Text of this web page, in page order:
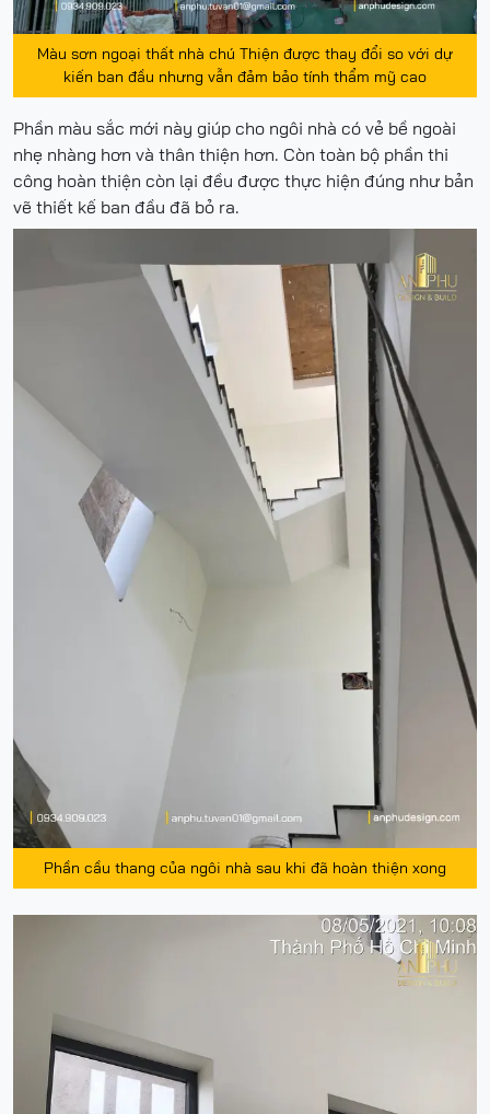
Màu sơn ngoại thất nhà chú Thiện được thay đổi so với dự
kiến ban đầu nhưng vẫn đảm bảo tính thẩm mỹ cao
Phần màu sắc mới này giúp cho ngôi nhà có vẻ bề ngoài
nhẹ nhàng hơn và thân thiện hơn. Còn toàn bộ phần thi
công hoàn thiện còn lại đều được thực hiện đúng như bản
vẽ thiết kế ban đầu đã bỏ ra.
Phần cầu thang của ngôi nhà sau khi đã hoàn thiện xong